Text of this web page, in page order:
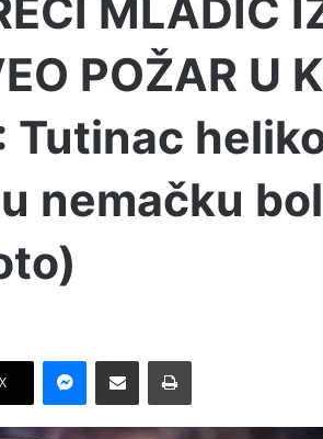
MLADIĆ
POŽAR U
Tutinac
nemačku
X
Messenger
Pošalji preko E-Maila Printaj